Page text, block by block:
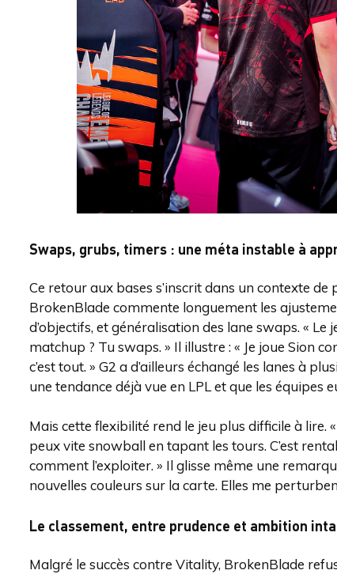
Swaps, grubs, timers : une méta instable à
Ce retour aux bases s’inscrit dans un contexte
BrokenBlade commente longuement les
d’objectifs, et généralisation des lane swaps. «
matchup ? Tu swaps. » Il illustre : « Je joue Sion
c’est tout. » G2 a d’ailleurs échangé les lanes à
une tendance déjà vue en LPL et que les équipes
Mais cette flexibilité rend le jeu plus difficile à lire.
peux vite snowball en tapant les tours. C’est
comment l’exploiter. » Il glisse même une
nouvelles couleurs sur la carte. Elles me
Le classement, entre prudence et ambition
Malgré le succès contre Vitality, BrokenBlade